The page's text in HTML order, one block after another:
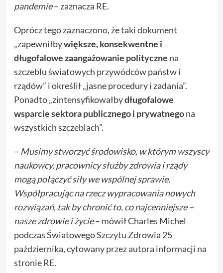
pandemie– zaznacza RE.
Oprócz tego zaznaczono, że taki dokument
„zapewniłbywiększe, konsekwentne i
długofalowe zaangażowanie polityczne na
szczeblu światowych przywódców państw i
rządów” i określił „jasne procedury i zadania”.
Ponadto „zintensyfikowałbydługofalowe
wsparcie sektora publicznego i prywatnegona
wszystkich szczeblach”.
– Musimy stworzyć środowisko, w którym wszyscy
naukowcy, pracownicy służby zdrowia i rządy
mogą połączyć siły we wspólnej sprawie.
Współpracując na rzecz wypracowania nowych
rozwiązań, tak by chronić to, co najcenniejsze –
nasze zdrowie i życie– mówił Charles Michel
podczas Światowego Szczytu Zdrowia 25
października, cytowany przez autora informacji na
stronie RE.